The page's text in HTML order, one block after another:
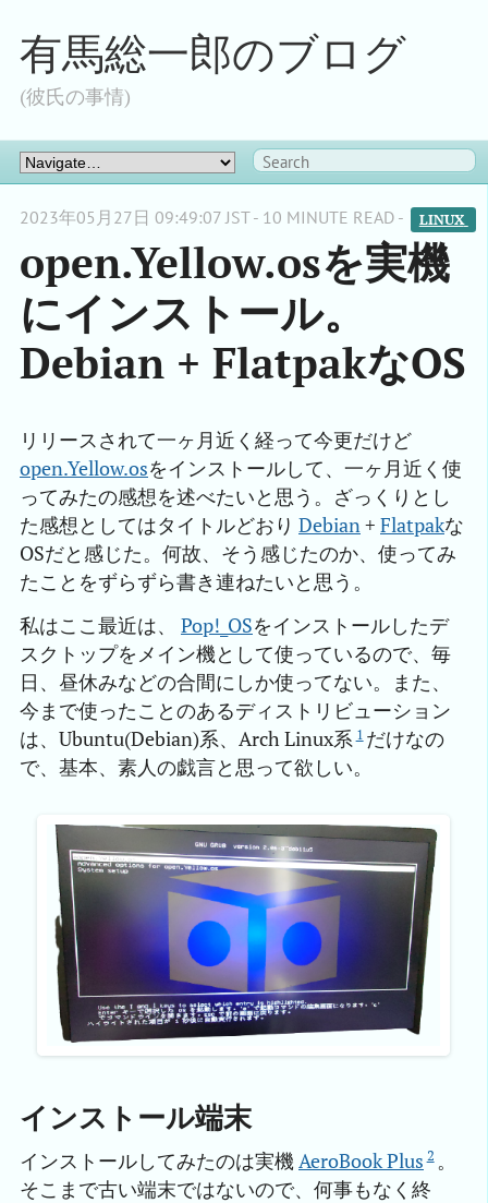
有馬総一郎のブログ
(彼氏の事情)
2023年05月27日 09:49:07 JST - 10 MINUTE READ - LINUX
open.Yellow.osを実機
にインストール。
Debian + FlatpakなOS
リリースされて一ヶ月近く経って今更だけど
open.Yellow.osをインストールして、一ヶ月近く使
ってみたの感想を述べたいと思う。ざっくりとし
た感想としてはタイトルどおり Debian+ Flatpakな
OSだと感じた。何故、そう感じたのか、使ってみ
たことをずらずら書き連ねたいと思う。
私はここ最近は、 Pop!_OSをインストールしたデ
スクトップをメイン機として使っているので、毎
日、昼休みなどの合間にしか使ってない。また、
今まで使ったことのあるディストリビューション
は、Ubuntu(Debian)系、Arch Linux系 1 だけなの
で、基本、素人の戯言と思って欲しい。
インストール端末
インストールしてみたのは実機 AeroBook Plus 2 。
そこまで古い端末ではないので、何事もなく終